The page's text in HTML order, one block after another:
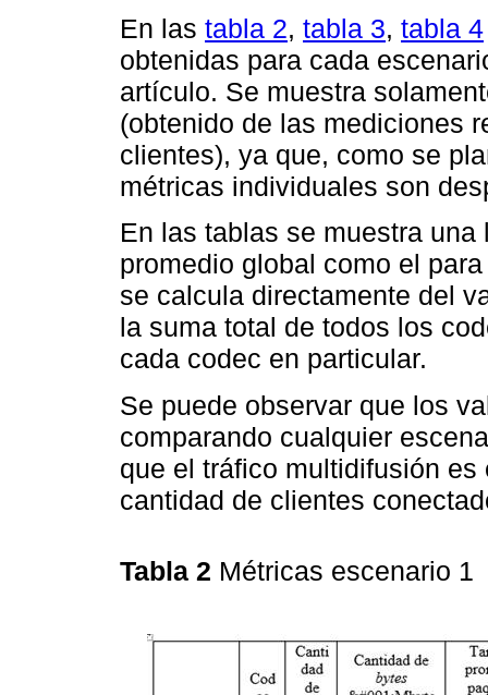
En las tabla 2, tabla 3, tabla 4
obtenidas para cada
artículo. Se muestra
(obtenido de las mediciones
clientes), ya que, como se
métricas individuales son
En las tablas se muestra
promedio global como el
se calcula directamente del
la suma total de todos los
cada codec en particular.
Se puede observar que los
comparando cualquier
que el tráfico multidifusión
cantidad de clientes
Tabla 2 Métricas escenario 1